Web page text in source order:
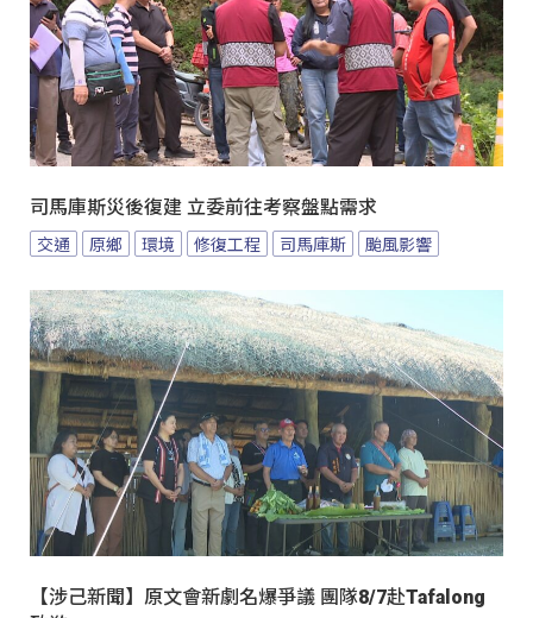
司馬庫斯災後復建 立委前往考察盤點需求
交通 原鄉 環境 修復工程 司馬庫斯 颱風影響
【涉己新聞】原文會新劇名爆爭議 團隊8/7赴Tafalong